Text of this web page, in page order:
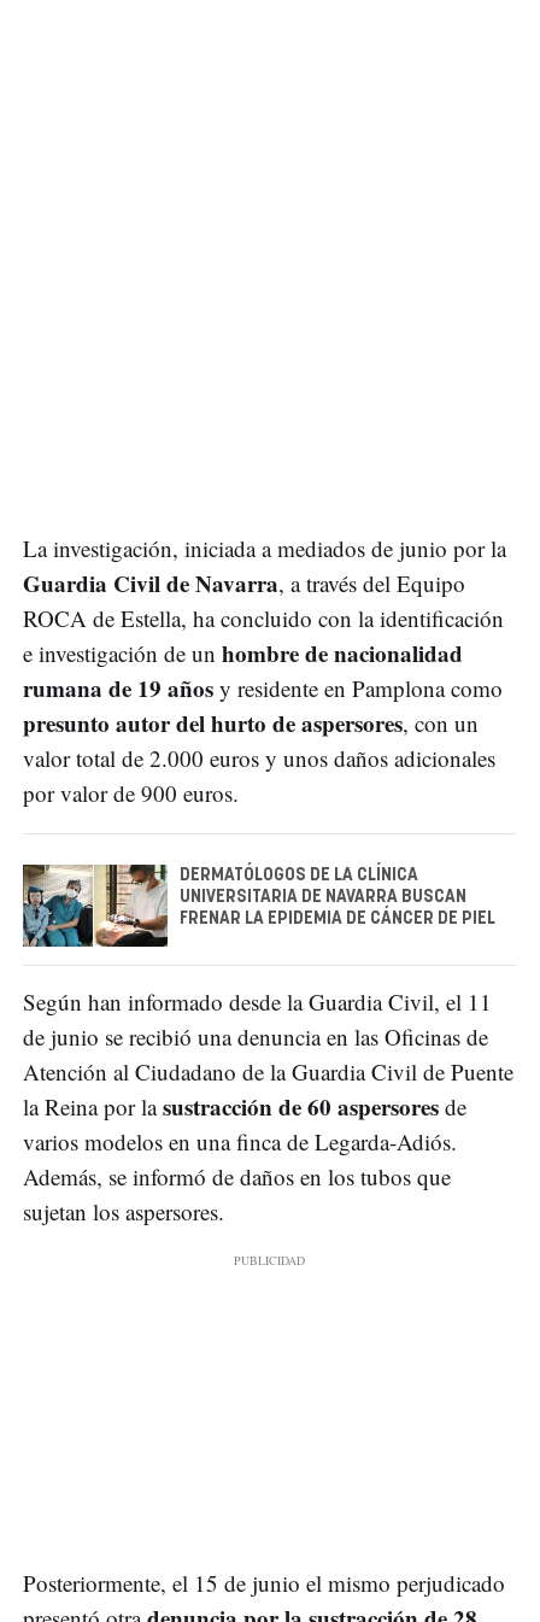
La investigación, iniciada a mediados de junio por la
Guardia Civil de Navarra, a través del Equipo
ROCA de Estella, ha concluido con la identificación
e investigación de un hombre de nacionalidad
rumana de 19 años y residente en Pamplona como
presunto autor del hurto de aspersores, con un
valor total de 2.000 euros y unos daños adicionales
por valor de 900 euros.
DERMATÓLOGOS DE LA CLÍNICA
UNIVERSITARIA DE NAVARRA BUSCAN
FRENAR LA EPIDEMIA DE CÁNCER DE PIEL
Según han informado desde la Guardia Civil, el 11
de junio se recibió una denuncia en las Oficinas de
Atención al Ciudadano de la Guardia Civil de Puente
la Reina por lasustracción de 60 aspersores de
varios modelos en una finca de Legarda-Adiós.
Además, se informó de daños en los tubos que
sujetan los aspersores.
Posteriormente, el 15 de junio el mismo perjudicado